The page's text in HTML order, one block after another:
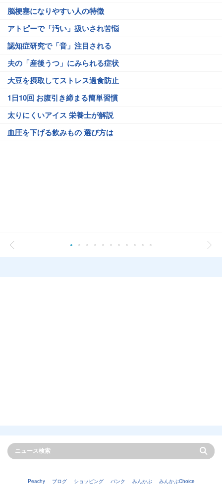
脳梗塞になりやすい人の特徴
アトピーで「汚い」扱いされ苦悩
認知症研究で「音」注目される
夫の「産後うつ」にみられる症状
大豆を摂取してストレス過食防止
1日10回 お腹引き締まる簡単習慣
太りにくいアイス 栄養士が解説
血圧を下げる飲みもの 選び方は
Peachy ブログ ショッピング バンク みんかぶ みんかぶChoice